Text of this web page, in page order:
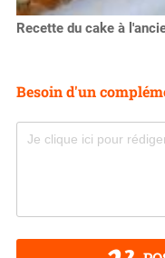
Recette du cake à
Besoin d'un